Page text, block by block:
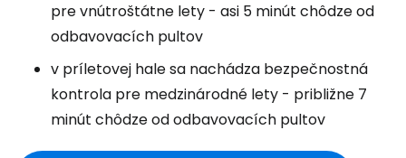
pre vnútroštátne lety - asi 5 minút chôdze od
odbavovacích pultov
v príletovej hale sa nachádza bezpečnostná
kontrola pre medzinárodné lety - približne 7
minút chôdze od odbavovacích pultov